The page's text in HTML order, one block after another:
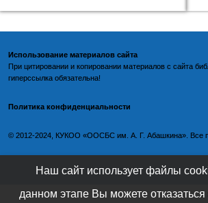
Использование материалов сайта
При цитировании и копировании материалов с сайта
гиперссылка обязательна!
Политика конфиденциальности
©️ 2012-2024, КУКОО «ООСБС им. А. Г. Абашкина». Все
Наш сайт использует файлы
данном этапе Вы можете